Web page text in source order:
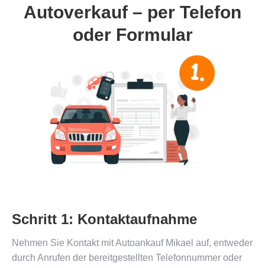
Autoverkauf – per Telefon
oder Formular
Schritt 1: Kontaktaufnahme
Nehmen Sie Kontakt mit Autoankauf Mikael auf, entweder
durch Anrufen der bereitgestellten Telefonnummer oder